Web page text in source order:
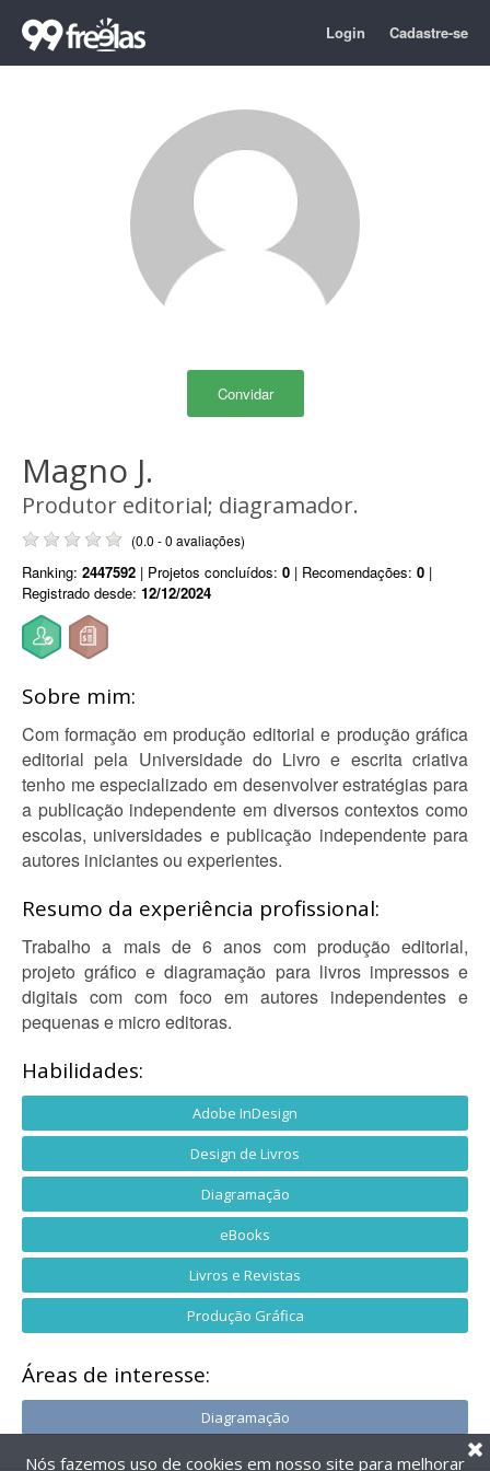
Login Cadastre-se
Convidar
Magno J.
Produtor editorial; diagramador.
(0.0 - 0 avaliações)
Ranking: 2447592 | Projetos concluídos: 0 | Recomendações: 0 |
Registrado desde: 12/12/2024
Sobre mim:
Com formação em produção editorial e produção gráfica
editorial pela Universidade do Livro e escrita criativa
tenho me especializado em desenvolver estratégias para
a publicação independente em diversos contextos como
escolas, universidades e publicação independente para
autores iniciantes ou experientes.
Resumo da experiência profissional:
Trabalho a mais de 6 anos com produção editorial,
projeto gráfico e diagramação para livros impressos e
digitais com com foco em autores independentes e
pequenas e micro editoras.
Habilidades:
Adobe InDesign
Design de Livros
Diagramação
eBooks
Livros e Revistas
Produção Gráfica
Áreas de interesse:
Diagramação
Nós fazemos uso de cookies em nosso site para melhorar